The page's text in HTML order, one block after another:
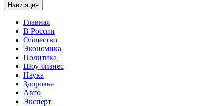
Навигация
Главная
В России
Общество
Экономика
Политика
Шоу-бизнес
Наука
Здоровье
Авто
Эксперт